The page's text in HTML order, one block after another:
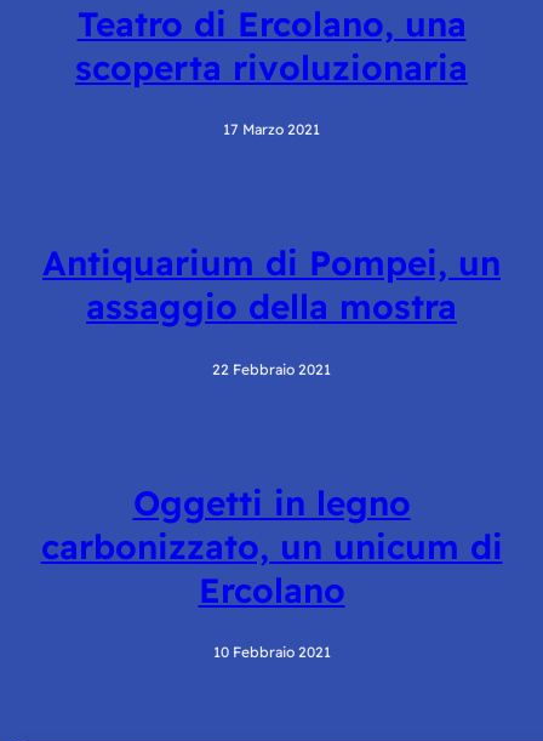
Teatro di Ercolano, una
scoperta rivoluzionaria
17 Marzo 2021
Antiquarium di Pompei, un
assaggio della mostra
22 Febbraio 2021
Oggetti in legno
carbonizzato, un unicum di
Ercolano
10 Febbraio 2021